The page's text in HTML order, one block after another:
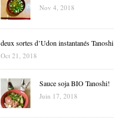
Nov 4, 2018
deux sortes d’Udon instantanés Tanoshi
Oct 21, 2018
Sauce soja BIO Tanoshi!
Juin 17, 2018